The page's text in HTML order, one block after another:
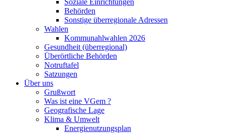
Soziale Einrichtungen
Behörden
Sonstige überregionale Adressen
Wahlen
Kommunahlwahlen 2026
Gesundheit (überregional)
Überörtliche Behörden
Notruftafel
Satzungen
Über uns
Grußwort
Was ist eine VGem ?
Geografische Lage
Klima & Umwelt
Energienutzungsplan